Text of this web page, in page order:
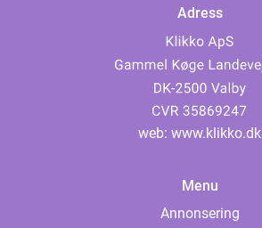
Adress
web: www.klikko.dk
Menu
Annonsering